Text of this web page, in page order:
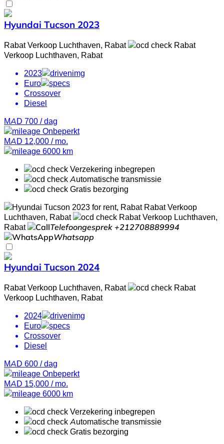
Hyundai Tucson 2023
Rabat Verkoop Luchthaven, Rabat
Rabat
Verkoop Luchthaven, Rabat
2023
Euro
Crossover
Diesel
MAD 700 / dag
Onbeperkt
MAD 12,000 / mo.
6000 km
Verzekering inbegrepen
Automatische transmissie
Gratis bezorging
Rabat Verkoop
Luchthaven, Rabat
Rabat Verkoop Luchthaven,
Rabat
Telefoongesprek +212708889994
Whatsapp
Hyundai Tucson 2024
Rabat Verkoop Luchthaven, Rabat
Rabat
Verkoop Luchthaven, Rabat
2024
Euro
Crossover
Diesel
MAD 600 / dag
Onbeperkt
MAD 15,000 / mo.
6000 km
Verzekering inbegrepen
Automatische transmissie
Gratis bezorging